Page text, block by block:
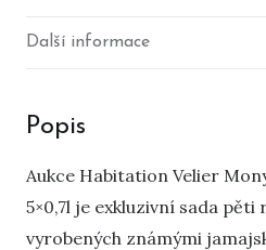
Další informace
Popis
Aukce Habitation Velier
5×0,7l je exkluzivní sada
vyrobených známými